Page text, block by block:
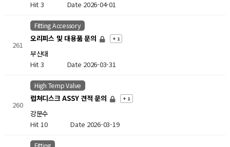
Hit 3 Date 2026-04-01
261
Fitting Accessory
오리피스 및 대용품 문의 + 1
부산대
Hit 3 Date 2026-03-31
260
High Temp Valve
럽쳐디스크 ASSY 견적 문의 + 1
강문수
Hit 10Date 2026-03-19